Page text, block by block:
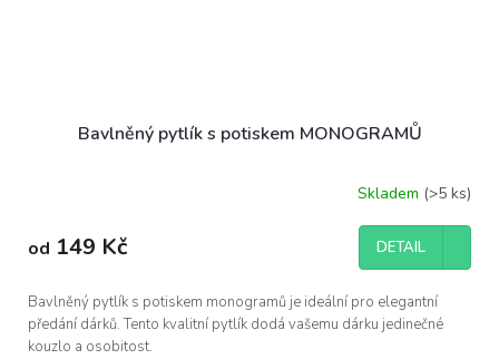
Bavlněný pytlík s potiskem MONOGRAMŮ
Skladem (>5 ks)
od 149 Kč DETAIL
Bavlněný pytlík s potiskem monogramů je ideální pro elegantní
předání dárků. Tento kvalitní pytlík dodá vašemu dárku jedinečné
kouzlo a osobitost.